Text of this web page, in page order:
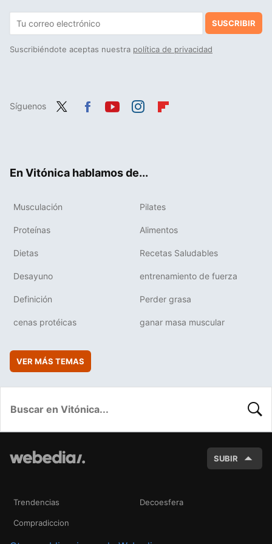
SUSCRIBIR
Suscribiéndote aceptas nuestra política de privacidad
Síguenos
En Vitónica hablamos de...
Musculación Pilates
Proteínas Alimentos
Dietas Recetas Saludables
Desayuno entrenamiento de fuerza
Definición Perder grasa
cenas protéicas ganar masa muscular
VER MÁS TEMAS
SUBIR
Trendencias Decoesfera
Compradiccion